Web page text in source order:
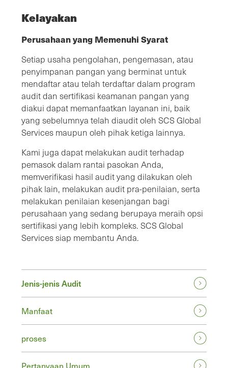
Kelayakan
Perusahaan yang Memenuhi Syarat
Setiap usaha pengolahan, pengemasan, atau
penyimpanan pangan yang berminat untuk
mendaftar atau telah terdaftar dalam program
audit dan sertifikasi keamanan pangan yang
diakui dapat memanfaatkan layanan ini, baik
yang sebelumnya telah diaudit oleh SCS Global
Services maupun oleh pihak ketiga lainnya.
Kami juga dapat melakukan audit terhadap
pemasok dalam rantai pasokan Anda,
memverifikasi hasil audit yang dilakukan oleh
pihak lain, melakukan audit pra-penilaian, serta
melakukan penilaian kesenjangan bagi
perusahaan yang sedang berupaya meraih opsi
sertifikasi yang lebih kompleks. SCS Global
Services siap membantu Anda.
Jenis-jenis Audit
Manfaat
proses
Pertanyaan Umum